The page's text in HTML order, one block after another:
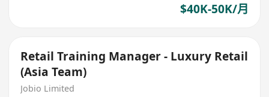
$40K-50K/月
Retail Training Manager - Luxury Retail
(Asia Team)
Jobio Limited